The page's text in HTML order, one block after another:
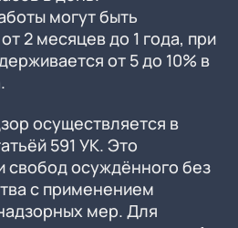
могут быть
2 месяцев до 1 года, при
от 5 до 10% в
осуществляется в
591 УК. Это
свобод осуждённого без
с применением
мер. Для